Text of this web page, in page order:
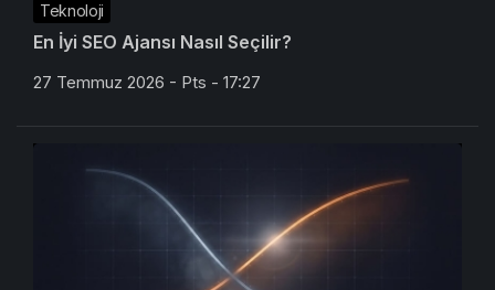
Teknoloji
En İyi SEO Ajansı Nasıl Seçilir?
27 Temmuz 2026 - Pts - 17:27